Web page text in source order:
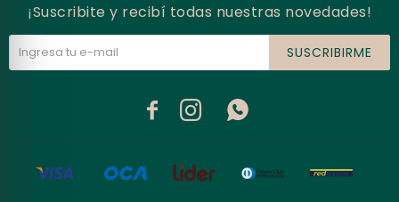
¡Suscribite y recibí todas nuestras novedades!
SUSCRIBIRME
  